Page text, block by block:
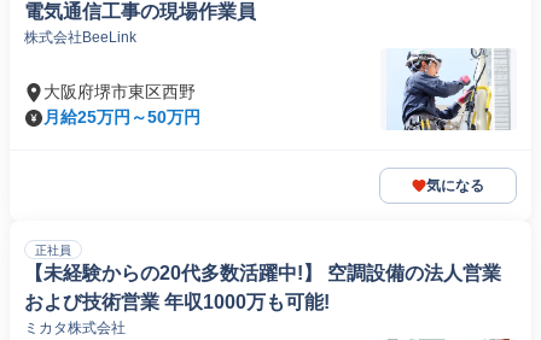
電気通信工事の現場作業員
株式会社BeeLink
大阪府堺市東区西野
月給25万円～50万円
気になる
正社員
【未経験からの20代多数活躍中!】 空調設備の法人営業
および技術営業 年収1000万も可能!
ミカタ株式会社